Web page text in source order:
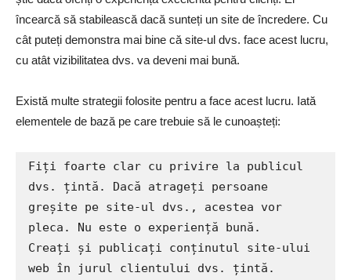
încearcă să stabilească dacă sunteți un site de încredere. Cu
cât puteți demonstra mai bine că site-ul dvs. face acest lucru,
cu atât vizibilitatea dvs. va deveni mai bună.
Există multe strategii folosite pentru a face acest lucru. Iată
elementele de bază pe care trebuie să le cunoașteți:
Fiți foarte clar cu privire la publicul
dvs. țintă. Dacă atrageți persoane
greșite pe site-ul dvs., acestea vor
pleca. Nu este o experiență bună.
Creați și publicați conținutul site-ului
web în jurul clientului dvs. țintă.